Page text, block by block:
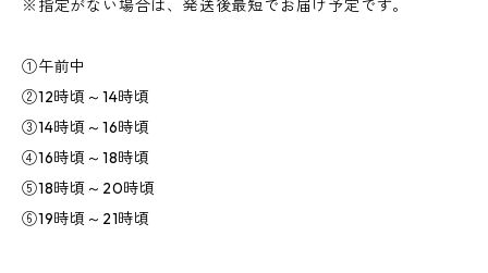
※指定がない場合は、発送後最短でお届け予定です。
①午前中
②12時頃～14時頃
③14時頃～16時頃
④16時頃～18時頃
⑤18時頃～20時頃
⑥19時頃～21時頃